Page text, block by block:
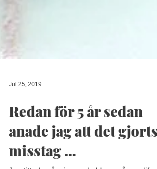
Jul 25, 2019
Redan för 5 år sedan
anade jag att det gjorts